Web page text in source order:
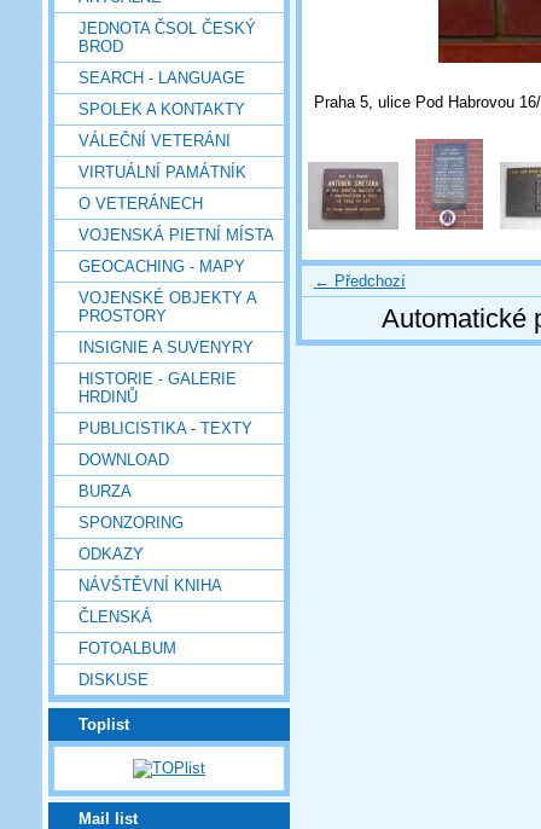
JEDNOTA ČSOL ČESKÝ
BROD
SEARCH - LANGUAGE
SPOLEK A KONTAKTY
VÁLEČNÍ VETERÁNI
VIRTUÁLNÍ PAMÁTNÍK
O VETERÁNECH
VOJENSKÁ PIETNÍ MÍSTA
GEOCACHING - MAPY
VOJENSKÉ OBJEKTY A
PROSTORY
INSIGNIE A SUVENYRY
HISTORIE - GALERIE
HRDINŮ
PUBLICISTIKA - TEXTY
DOWNLOAD
BURZA
SPONZORING
ODKAZY
NÁVŠTĚVNÍ KNIHA
ČLENSKÁ
FOTOALBUM
DISKUSE
Toplist
Mail list
Praha 5, ulice Pod Habrovou
← Předchozí
Automatické